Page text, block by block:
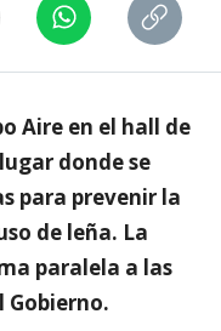
Aire en el hall de
donde se
para prevenir la
de leña. La
paralela a las
Gobierno.